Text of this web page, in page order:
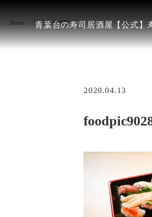
青葉台の寿司居酒屋【公式】
Home foodpic9028792 (1)
2020.04.13